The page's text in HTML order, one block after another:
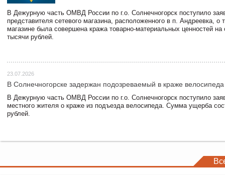
В Дежурную часть ОМВД России по г.о. Солнечногорск поступило
представителя сетевого магазина, расположенного в п. Андреевка, о
магазине была совершена кража товарно-материальных ценностей
тысячи рублей.
23.07.2026
В Солнечногорске задержан подозреваемый в краже велосипеда
В Дежурную часть ОМВД России по г.о. Солнечногорск поступило
местного жителя о краже из подъезда велосипеда. Сумма ущерба
рублей.